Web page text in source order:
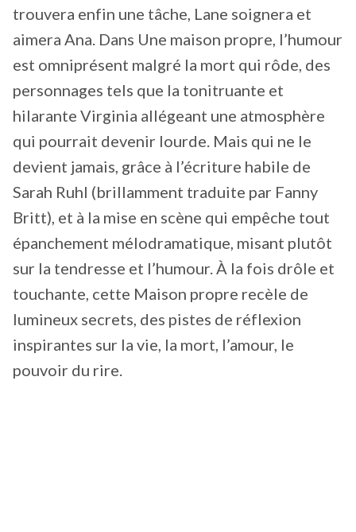
trouvera enfin une tâche, Lane soignera et
aimera Ana. Dans Une maison propre, l’humour
est omniprésent malgré la mort qui rôde, des
personnages tels que la tonitruante et
hilarante Virginia allégeant une atmosphère
qui pourrait devenir lourde. Mais qui ne le
devient jamais, grâce à l’écriture habile de
Sarah Ruhl (brillamment traduite par Fanny
Britt), et à la mise en scène qui empêche tout
épanchement mélodramatique, misant plutôt
sur la tendresse et l’humour. À la fois drôle et
touchante, cette Maison propre recèle de
lumineux secrets, des pistes de réflexion
inspirantes sur la vie, la mort, l’amour, le
pouvoir du rire.